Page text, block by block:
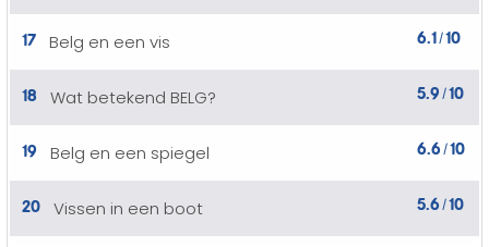
17 Belg en een vis 6.1/10
18 Wat betekend BELG? 5.9 /10
19 Belg en een spiegel 6.6 /10
20 Vissen in een boot 5.6 /10